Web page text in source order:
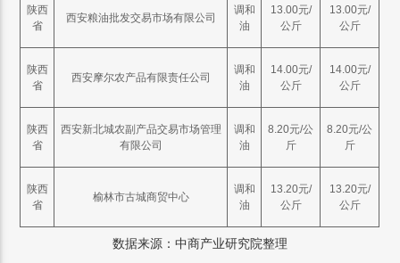
陕西
省
西安粮油批发交易市场有限公司
调和
油
13.00元/
公斤
13.00元/
公斤
陕西
省
西安摩尔农产品有限责任公司
调和
油
14.00元/
公斤
14.00元/
公斤
陕西
省
西安新北城农副产品交易市场管理
有限公司
调和
油
8.20元/公
斤
8.20元/公
斤
陕西
省
榆林市古城商贸中心
调和
油
13.20元/
公斤
13.20元/
公斤
数据来源：中商产业研究院整理